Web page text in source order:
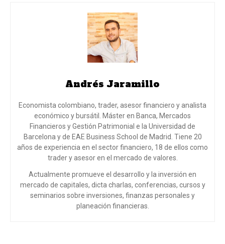
Andrés Jaramillo
Economista colombiano, trader, asesor financiero y analista
económico y bursátil. Máster en Banca, Mercados
Financieros y Gestión Patrimonial e la Universidad de
Barcelona y de EAE Business School de Madrid. Tiene 20
años de experiencia en el sector financiero, 18 de ellos como
trader y asesor en el mercado de valores.
Actualmente promueve el desarrollo y la inversión en
mercado de capitales, dicta charlas, conferencias, cursos y
seminarios sobre inversiones, finanzas personales y
planeación financieras.